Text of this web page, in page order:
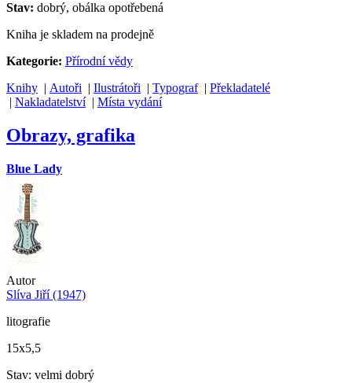
Stav: dobrý, obálka opotřebená
Kniha je skladem na prodejně
Kategorie: Přírodní vědy
Knihy | Autoři | Ilustrátoři | Typograf| Překladatelé
| Nakladatelství| Místa vydání
Obrazy, grafika
Blue Lady
Autor
Slíva Jiří (1947)
litografie
15x5,5
Stav: velmi dobrý